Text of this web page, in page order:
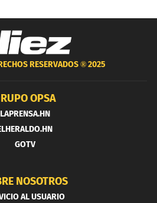
RESERVADOS ®2025
OPSA
LAPRENSA.HN
GOTV
NOSOTROS
AL USUARIO